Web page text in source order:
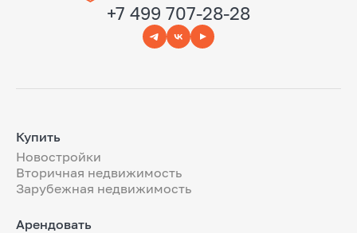
+7 499 707-28-28
Купить
Новостройки
Вторичная недвижимость
Зарубежная недвижимость
Арендовать